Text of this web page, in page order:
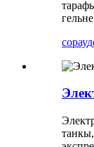
сорау